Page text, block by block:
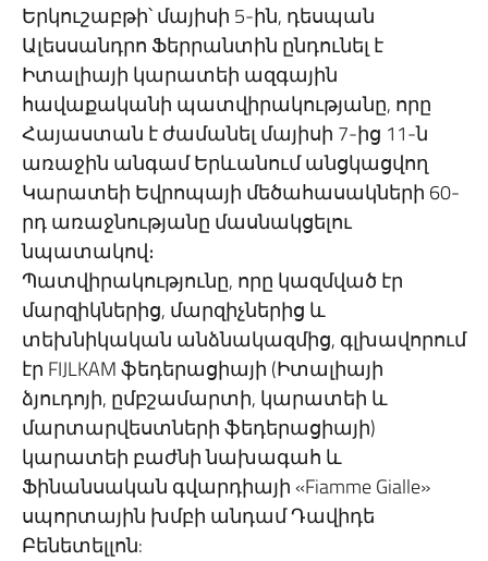
Երկուշաբթի՝ մայիսի 5-ին, դեսպան
Ալեսսանդրո Ֆերրանտին ընդունել է
Իտալիայի կարատեի ազգային
հավաքականի պատվիրակությանը, որը
Հայաստան է ժամանել մայիսի 7-ից 11-ն
առաջին անգամ Երևանում անցկացվող
Կարատեի Եվրոպայի մեծահասակների 60-
րդ առաջնությանը մասնակցելու
նպատակով։
Պատվիրակությունը, որը կազմված էր
մարզիկներից, մարզիչներից և
տեխնիկական անձնակազմից, գլխավորում
էր FIJLKAM ֆեդերացիայի (Իտալիայի
ձյուդոյի, ըմբշամարտի, կարատեի և
մարտարվեստների ֆեդերացիայի)
կարատեի բաժնի նախագահ և
Ֆինանսական գվարդիայի «Fiamme Gialle»
սպորտային խմբի անդամ Դավիդե
Բենետելլոն: